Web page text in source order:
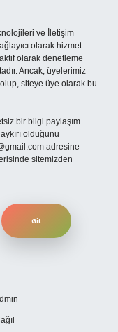
ve İletişim
olarak hizmet
olarak denetleme
Ancak, üyelerimiz
siteye üye olarak bu
bir bilgi paylaşım
olduğunu
adresine
sitemizden